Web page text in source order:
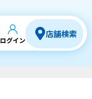
ログイン
店舗検索